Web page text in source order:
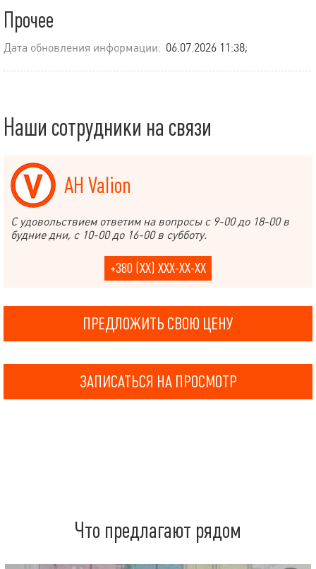
Прочее
Дата обновления информации: 06.07.2026 11:38;
Наши сотрудники на связи
АН Valion
С удовольствием ответим на вопросы с 9-00 до 18-00 в
будние дни, с 10-00 до 16-00 в субботу.
+380 (XX) XXX-XX-XX
ПРЕДЛОЖИТЬ СВОЮ ЦЕНУ
ЗАПИСАТЬСЯ НА ПРОСМОТР
Что предлагают рядом